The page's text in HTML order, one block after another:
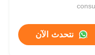
نتحدث الآن